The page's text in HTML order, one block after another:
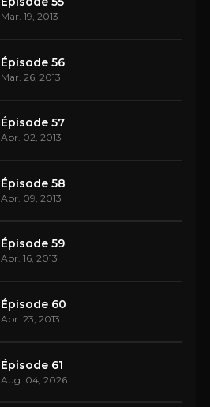
Mar. 19, 2013
Épisode 56
Mar. 26, 2013
Épisode 57
Apr. 02, 2013
Épisode 58
Apr. 09, 2013
Épisode 59
Apr. 16, 2013
Épisode 60
Apr. 23, 2013
Épisode 61
Aug. 04, 2026